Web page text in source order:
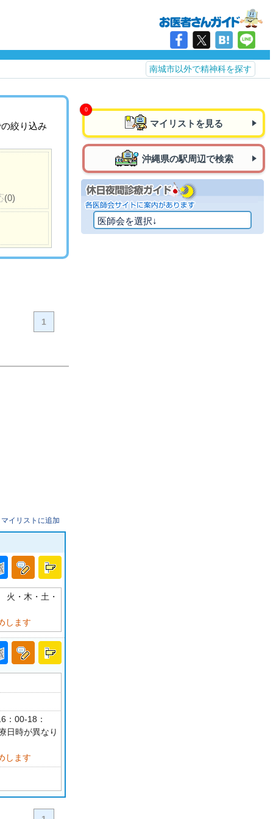
南城市以外で精神科を探す
絞り込み
(0)
1
マイリストに追加
・木・土・
します
00-18：
時が異なり
します
マイリストを見る
沖縄県の駅周辺で検索